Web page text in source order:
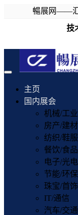
暢展网——汇
技
Toggle
navigation
主页
国内展会
机械/工业
房产/建材
纺织/鞋服
餐饮/食品
电子/光电
节能/环保
珠宝/首饰
IT/通信
汽车/交通